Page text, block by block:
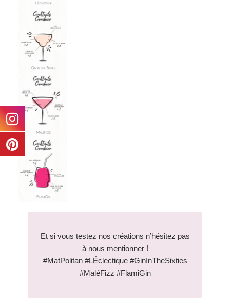
Et si vous testez nos créations n’hésitez pas
à nous mentionner !
#MatPolitan #LÉclectique #GinInTheSixties
#MaléFizz #FlamiGin